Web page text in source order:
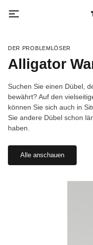
DER PROBLEMLÖSER
Alligator
Suchen Sie einen Dübel,
bewährt? Auf den
können Sie sich auch in
Sie andere Dübel schon
haben.
Alle anschauen